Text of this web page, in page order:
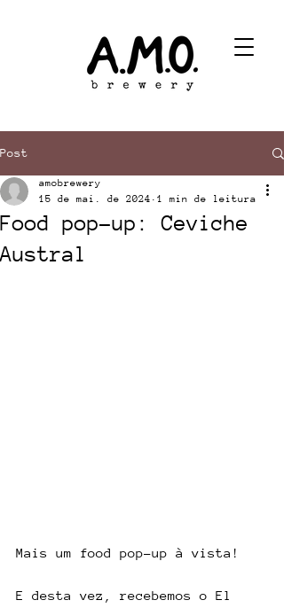
Post
Food pop-up: Ceviche
Austral
amobrewery
15 de mai. de 2024
1 min de leitura
Mais um food pop-up à vista!
E desta vez, recebemos o El